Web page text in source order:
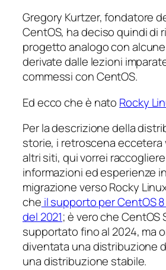
Gregory Kurtzer, fondatore
CentOS, ha deciso quindi di
progetto analogo con
derivate dalle lezioni
commessi con CentOS.
Ed ecco che è nato Rocky
Per la descrizione della
storie, i retroscena eccetera
altri siti, qui vorrei
informazioni ed esperienze
migrazione verso Rocky
che il supporto per CentOS
del 2021; è vero che CentOS
supportato fino al 2024, ma
diventata una distribuzione
una distribuzione stabile.